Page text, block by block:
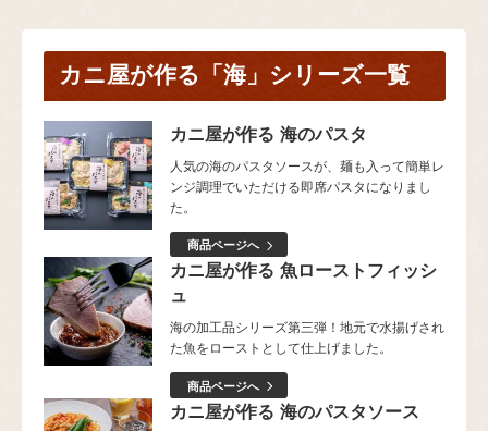
カニ屋が作る「海」シリーズ一覧
カニ屋が作る 海のパスタ
人気の海のパスタソースが、麺も入って簡単レ
ンジ調理でいただける即席パスタになりまし
た。
商品ページへ
カニ屋が作る 魚ローストフィッシ
ュ
海の加工品シリーズ第三弾！地元で水揚げされ
た魚をローストとして仕上げました。
商品ページへ
カニ屋が作る 海のパスタソース